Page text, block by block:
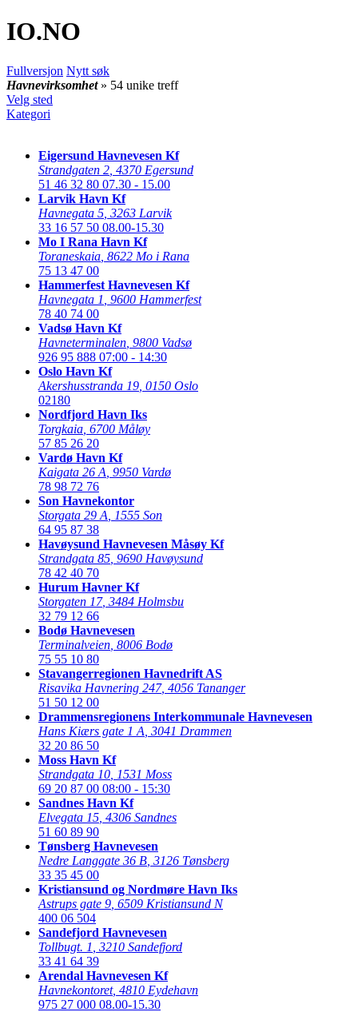
IO.NO
Fullversjon Nytt søk
Havnevirksomhet » 54 unike treff
Velg sted
Kategori
Eigersund Havnevesen Kf
Strandgaten 2 4370 Egersund
51 46 32 80 07.30 - 15.00
Larvik Havn Kf
Havnegata 5 3263 Larvik
33 16 57 50 08.00-15.30
Mo I Rana Havn Kf
Toraneskaia 8622 Mo i Rana
75 13 47 00
Hammerfest Havnevesen Kf
Havnegata 1 9600 Hammerfest
78 40 74 00
Vadsø Havn Kf
Havneterminalen 9800 Vadsø
926 95 888 07:00 - 14:30
Oslo Havn Kf
Akershusstranda 19 0150 Oslo
02180
Nordfjord Havn Iks
Torgkaia 6700 Måløy
57 85 26 20
Vardø Havn Kf
Kaigata 26 A 9950 Vardø
78 98 72 76
Son Havnekontor
Storgata 29 A
1555 Son
64 95 87 38
Havøysund Havnevesen Måsøy Kf
Strandgata 85 9690 Havøysund
78 42 40 70
Hurum Havner Kf
Storgaten 17, 3484 Holmsbu
32 79 12 66
Bodø Havnevesen
Terminalveien 8006 Bodø
75 55 10 80
Stavangerregionen Havnedrift AS
Risavika Havnering 247, 4056 Tananger
51 50 12 00
Drammensregionens Interkommunale Havnevesen
Hans Kiærs gate 1 A 3041 Drammen
32 20 86 50
Moss Havn Kf
Strandgata 10 1531 Moss
69 20 87 00 08:00 - 15:30
Sandnes Havn Kf
Elvegata 15 4306 Sandnes
51 60 89 90
Tønsberg Havnevesen
Nedre Langgate 36 B 3126 Tønsberg
33 35 45 00
Kristiansund og Nordmøre Havn Iks
Astrups gate 9 6509 Kristiansund N
400 06 504
Sandefjord Havnevesen
Tollbugt. 1 3210 Sandefjord
33 41 64 39
Arendal Havnevesen Kf
Havnekontoret, 4810 Eydehavn
975 27 000 08.00-15.30